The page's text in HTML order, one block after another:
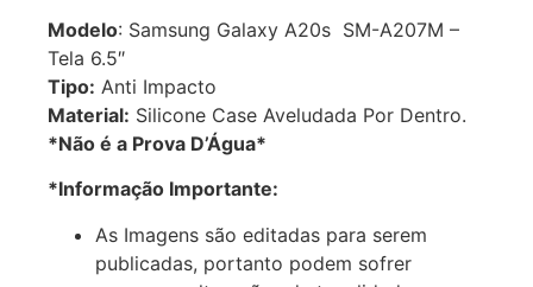
Modelo: Samsung Galaxy A20s SM-A207M –
Tela 6.5″
Tipo: Anti Impacto
Material: Silicone Case Aveludada Por Dentro.
*Não é a Prova D’Água*
*Informação Importante:
As Imagens são editadas para serem
publicadas, portanto podem sofrer